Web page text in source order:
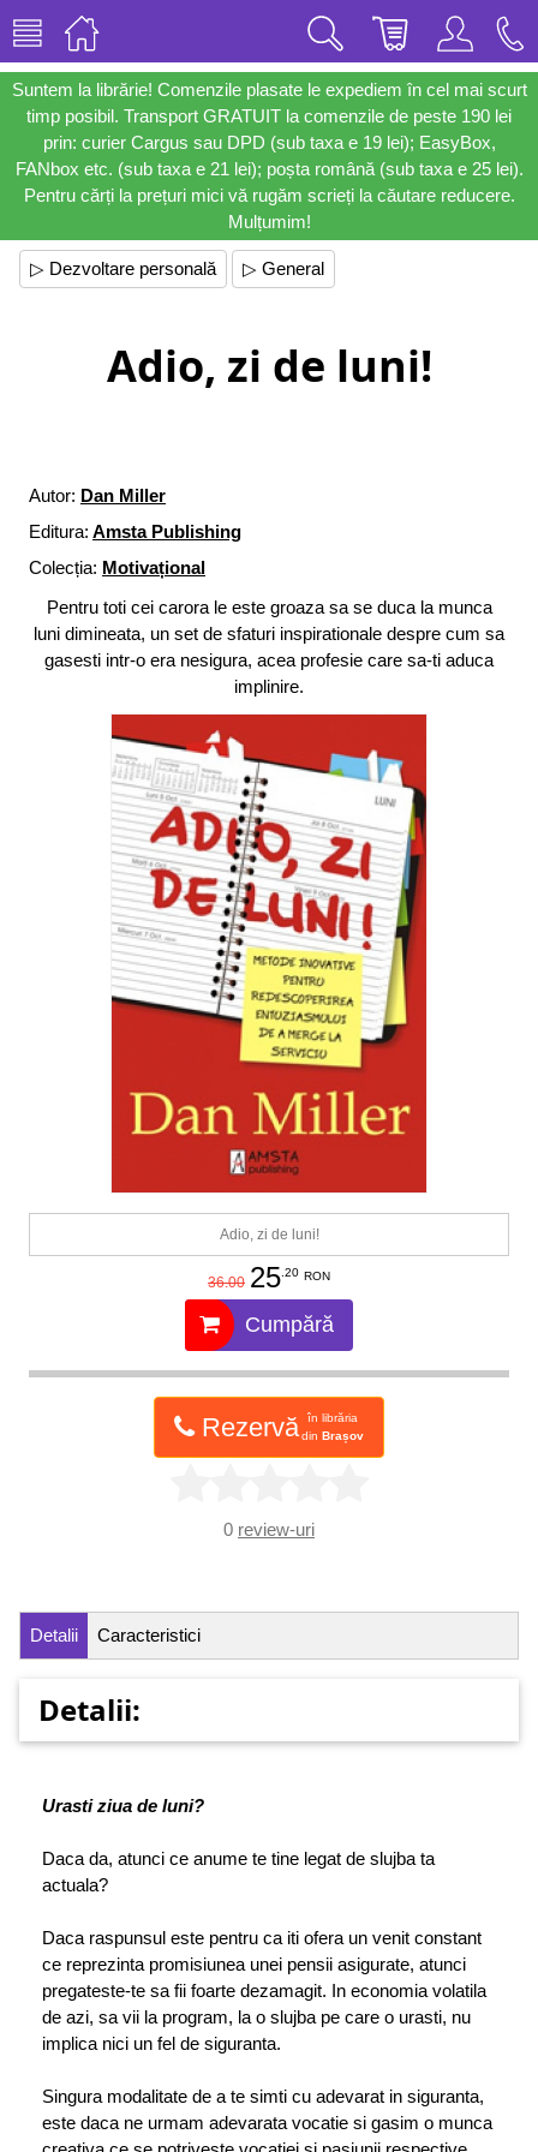
Suntem la librărie! Comenzile plasate le expediem în cel mai scurt
timp posibil. Transport GRATUIT la comenzile de peste 190 lei
prin: curier Cargus sau DPD (sub taxa e 19 lei); EasyBox,
FANbox etc. (sub taxa e 21 lei); poșta română (sub taxa e 25 lei).
Pentru cărți la prețuri mici vă rugăm scrieți la căutare reducere.
Mulțumim!
▷ Dezvoltare personală ▷ General
Adio, zi de luni!
Autor: Dan Miller
Editura: Amsta Publishing
Colecția: Motivațional
Pentru toti cei carora le este groaza sa se duca la munca
luni dimineata, un set de sfaturi inspirationale despre cum sa
gasesti intr-o era nesigura, acea profesie care sa-ti aduca
implinire.
Adio, zi de luni!
36.00 25.20 RON
Cumpără
Rezervă
în librăria
din Brașov
0 review-uri
Detalii Caracteristici
Detalii:
Urasti ziua de luni?
Daca da, atunci ce anume te tine legat de slujba ta
actuala?
Daca raspunsul este pentru ca iti ofera un venit constant
ce reprezinta promisiunea unei pensii asigurate, atunci
pregateste-te sa fii foarte dezamagit. In economia volatila
de azi, sa vii la program, la o slujba pe care o urasti, nu
implica nici un fel de siguranta.
Singura modalitate de a te simti cu adevarat in siguranta,
este daca ne urmam adevarata vocatie si gasim o munca